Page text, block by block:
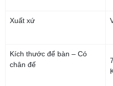
Xuất xứ
Kích thước để bàn – Có
chân đế